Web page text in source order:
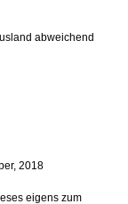
abweichend
2018
eigens zum